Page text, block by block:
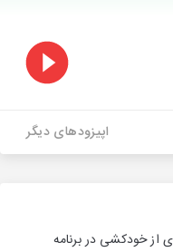
اپیزودهای دیگر
از خودکشی در برنامه